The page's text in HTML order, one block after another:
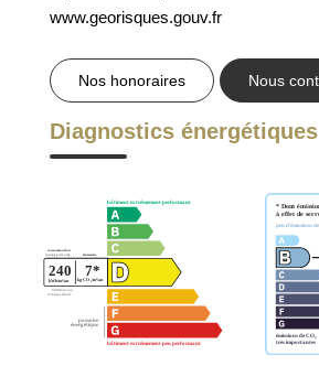
www.georisques.gouv.fr
Nos honoraires Nous
Diagnostics énergétiques